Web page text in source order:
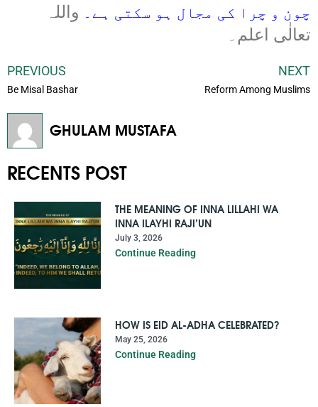
چون و چرا کی مجال ہو سکتی ہے۔ واللہ
تعالٰی اعلم۔
PREVIOUS
Be Misal Bashar
NEXT
Reform Among Muslims
GHULAM MUSTAFA
RECENTS POST
THE MEANING OF INNA LILLAHI WA
INNA ILAYHI RAJI’UN
July 3, 2026
Continue Reading
HOW IS EID AL-ADHA CELEBRATED?
May 25, 2026
Continue Reading